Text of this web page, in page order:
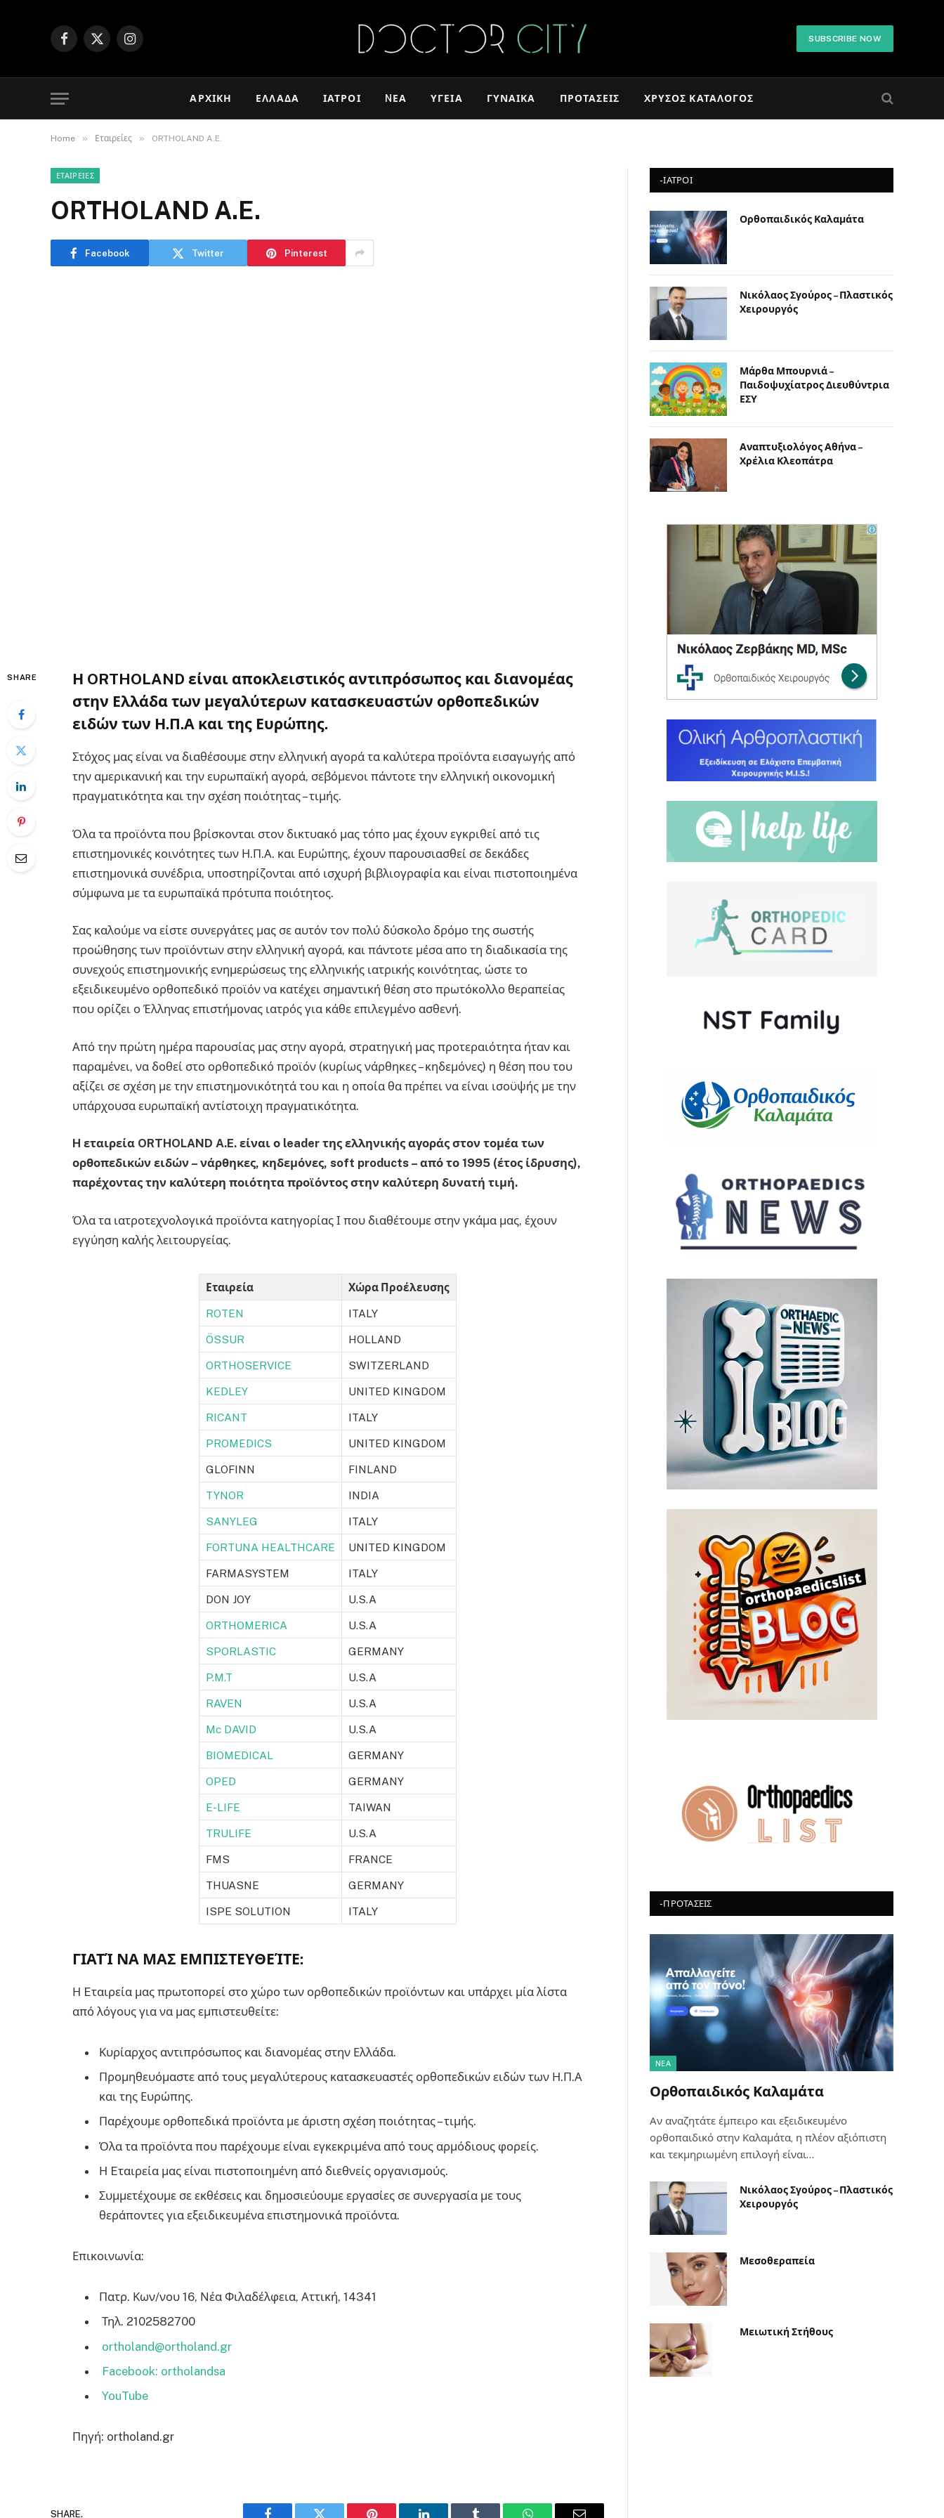
Facebook
X
Instagram
SUBSCRIBE NOW
ΑΡΧΙΚΉ ΕΛΛΆΔΑ ΙΑΤΡΟΊ NΈΑ ΥΓΕΊΑ ΓΥΝΑΊΚΑ ΠΡΟΤΆΣΕΙΣ ΧΡΥΣΌΣ ΚΑΤΆΛΟΓΟΣ
Home » Εταιρείες » ORTHOLAND A.E.
ΕΤΑΙΡΕΊΕΣ
ORTHOLAND A.E.
Facebook Twitter Pinterest
SHARE
Η ORTHOLAND είναι αποκλειστικός αντιπρόσωπος και διανομέας
στην Ελλάδα των μεγαλύτερων κατασκευαστών ορθοπεδικών
ειδών των Η.Π.Α και της Ευρώπης.
Στόχος μας είναι να διαθέσουμε στην ελληνική αγορά τα καλύτερα προϊόντα εισαγωγής από
την αμερικανική και την ευρωπαϊκή αγορά, σεβόμενοι πάντοτε την ελληνική οικονομική
πραγματικότητα και την σχέση ποιότητας – τιμής.
Όλα τα προϊόντα που βρίσκονται στον δικτυακό μας τόπο μας έχουν εγκριθεί από τις
επιστημονικές κοινότητες των Η.Π.Α. και Ευρώπης, έχουν παρουσιασθεί σε δεκάδες
επιστημονικά συνέδρια, υποστηρίζονται από ισχυρή βιβλιογραφία και είναι πιστοποιημένα
σύμφωνα με τα ευρωπαϊκά πρότυπα ποιότητος.
Σας καλούμε να είστε συνεργάτες μας σε αυτόν τον πολύ δύσκολο δρόμο της σωστής
προώθησης των προϊόντων στην ελληνική αγορά, και πάντοτε μέσα απο τη διαδικασία της
συνεχούς επιστημονικής ενημερώσεως της ελληνικής ιατρικής κοινότητας, ώστε το
εξειδικευμένο ορθοπεδικό προϊόν να κατέχει σημαντική θέση στο πρωτόκολλο θεραπείας
που ορίζει ο Έλληνας επιστήμονας ιατρός για κάθε επιλεγμένο ασθενή.
Από την πρώτη ημέρα παρουσίας μας στην αγορά, στρατηγική μας προτεραιότητα ήταν και
παραμένει, να δοθεί στο ορθοπεδικό προϊόν (κυρίως νάρθηκες – κηδεμόνες) η θέση που του
αξίζει σε σχέση με την επιστημονικότητά του και η οποία θα πρέπει να είναι ισοϋψής με την
υπάρχουσα ευρωπαϊκή αντίστοιχη πραγματικότητα.
H εταιρεία ORTHOLAND A.E. είναι ο leader της ελληνικής αγοράς στον τομέα των
ορθοπεδικών ειδών – νάρθηκες, κηδεμόνες, soft products – από το 1995 (έτος ίδρυσης),
παρέχοντας την καλύτερη ποιότητα προϊόντος στην καλύτερη δυνατή τιμή.
Όλα τα ιατροτεχνολογικά προϊόντα κατηγορίας Ι που διαθέτουμε στην γκάμα μας, έχουν
εγγύηση καλής λειτουργείας.
Εταιρεία Χώρα Προέλευσης
ROTEN ITALY
ÖSSUR HOLLAND
ORTHOSERVICE SWITZERLAND
KEDLEY UNITED KINGDOM
RICANT ITALY
PROMEDICS UNITED KINGDOM
GLOFINN FINLAND
TYNOR INDIA
SANYLEG ITALY
FORTUNA HEALTHCARE UNITED KINGDOM
FARMASYSTEM ITALY
DON JOY U.S.A
ORTHOMERICA U.S.A
SPORLASTIC GERMANY
P.M.T U.S.A
RAVEN U.S.A
Mc DAVID U.S.A
BIOMEDICAL GERMANY
OPED GERMANY
E-LIFE TAIWAN
TRULIFE U.S.A
FMS FRANCE
THUASNE GERMANY
ISPE SOLUTION ITALY
ΓΙΑΤΊ ΝΑ ΜΑΣ ΕΜΠΙΣΤΕΥΘΕΊΤΕ:
Η Eταιρεία μας πρωτοπορεί στο χώρο των ορθοπεδικών προϊόντων και υπάρχει μία λίστα
από λόγους για να μας εμπιστευθείτε:
Κυρίαρχος αντιπρόσωπος και διανομέας στην Ελλάδα.
Προμηθευόμαστε από τους μεγαλύτερους κατασκευαστές ορθοπεδικών ειδών των Η.Π.Α
και της Ευρώπης.
Παρέχουμε ορθοπεδικά προϊόντα με άριστη σχέση ποιότητας – τιμής.
Όλα τα προϊόντα που παρέχουμε είναι εγκεκριμένα από τους αρμόδιους φορείς.
Η Eταιρεία μας είναι πιστοποιημένη από διεθνείς οργανισμούς.
Συμμετέχουμε σε εκθέσεις και δημοσιεύουμε εργασίες σε συνεργασία με τους
θεράποντες για εξειδικευμένα επιστημονικά προϊόντα.
Επικοινωνία:
Πατρ. Κων/νου 16, Νέα Φιλαδέλφεια, Αττική, 14341
Τηλ. 2102582700
ortholand@ortholand.gr
Facebook: ortholandsa
YouTube
Πηγή: ortholand.gr
SHARE.
-ΙΑΤΡΟΙ
Ορθοπαιδικός Καλαμάτα
Νικόλαος Σγούρος – Πλαστικός
Χειρουργός
Μάρθα Μπουρνιά –
Παιδοψυχίατρος Διευθύντρια
ΕΣΥ
Αναπτυξιολόγος Αθήνα –
Χρέλια Κλεοπάτρα
-ΠΡΟΤΆΣΕΙΣ
NΈΑ
Ορθοπαιδικός Καλαμάτα
Αν αναζητάτε έμπειρο και εξειδικευμένο
ορθοπαιδικό στην Καλαμάτα, η πλέον αξιόπιστη
και τεκμηριωμένη επιλογή είναι…
Νικόλαος Σγούρος – Πλαστικός
Χειρουργός
Μεσοθεραπεία
Μειωτική Στήθους